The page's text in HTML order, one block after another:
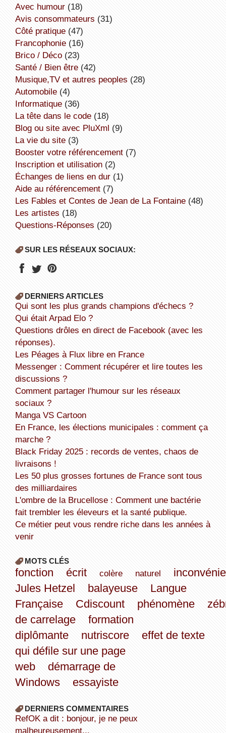
avec humour(18)
avis consommateurs (31)
côté pratique(47)
Francophonie(16)
Brico / Déco(23)
Santé / Bien être(42)
Musique,TV et autres peoples (28)
Automobile(4)
informatique(36)
la tête dans le code(18)
Blog ou site avec PluXml (9)
la vie du site(3)
booster votre référencement(7)
inscription et utilisation(2)
échanges de liens en dur(1)
aide au référencement(7)
Les Fables et Contes de Jean de La Fontaine(48)
Les artistes (18)
Questions-Réponses (20)
SUR LES RÉSEAUX SOCIAUX:
DERNIERS ARTICLES
Qui sont les plus grands champions d'échecs ?
Qui était Arpad Elo ?
Questions drôles en direct de Facebook (avec les
réponses).
Les Péages à Flux libre en France
Messenger : Comment récupérer et lire toutes les
discussions ?
Comment partager l'humour sur les réseaux
sociaux ?
Manga VS Cartoon
En France, les élections municipales : comment ça
marche ?
Black Friday 2025 : records de ventes, chaos de
livraisons !
Les 50 plus grosses fortunes de France sont tous
des milliardaires
L'ombre de la Brucellose : Comment une bactérie
fait trembler les éleveurs et la santé publique.
Ce métier peut vous rendre riche dans les années à
venir
MOTS CLÉS
fonction écrit colère naturel
Jules Hetzel
balayeuse
Langue
Française
Cdiscount phénomène
de carrelage
formation
diplômante
nutriscore
effet de texte
qui défile sur une page
web
démarrage de
Windows
essayiste
DERNIERS COMMENTAIRES
refOK a dit : bonjour, je ne peux
malheureusement...